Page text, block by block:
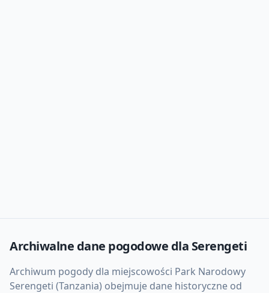
Archiwalne dane pogodowe dla Serengeti
Archiwum pogody dla miejscowości Park Narodowy
Serengeti (Tanzania) obejmuje dane historyczne od